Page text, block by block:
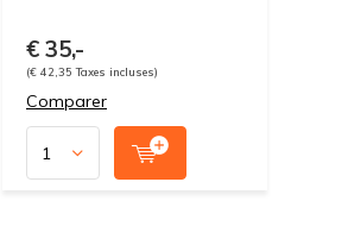
€ 35,-
(€ 42,35 Taxes incluses)
Comparer